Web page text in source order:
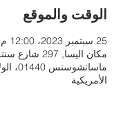
الوقت والموقع
25 سبتمبر 2023، 12:00 م – 1:00 م
مكان اليسا, 297
الأمريكية